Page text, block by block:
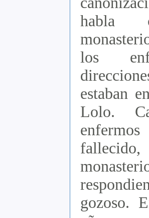
habla
los
estaban
Lolo.
gozoso.